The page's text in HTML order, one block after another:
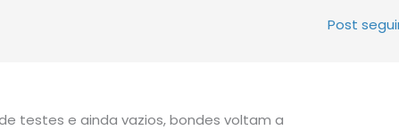
Post
testes e ainda vazios, bondes voltam a